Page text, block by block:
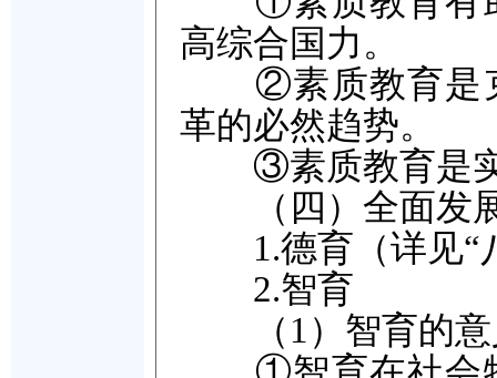
高综合国力。
②素质教育是克
革的必然趋势。
③素质教育是实
（四）全面发展
1.德育（详见“
2.智育
（1）智育的意